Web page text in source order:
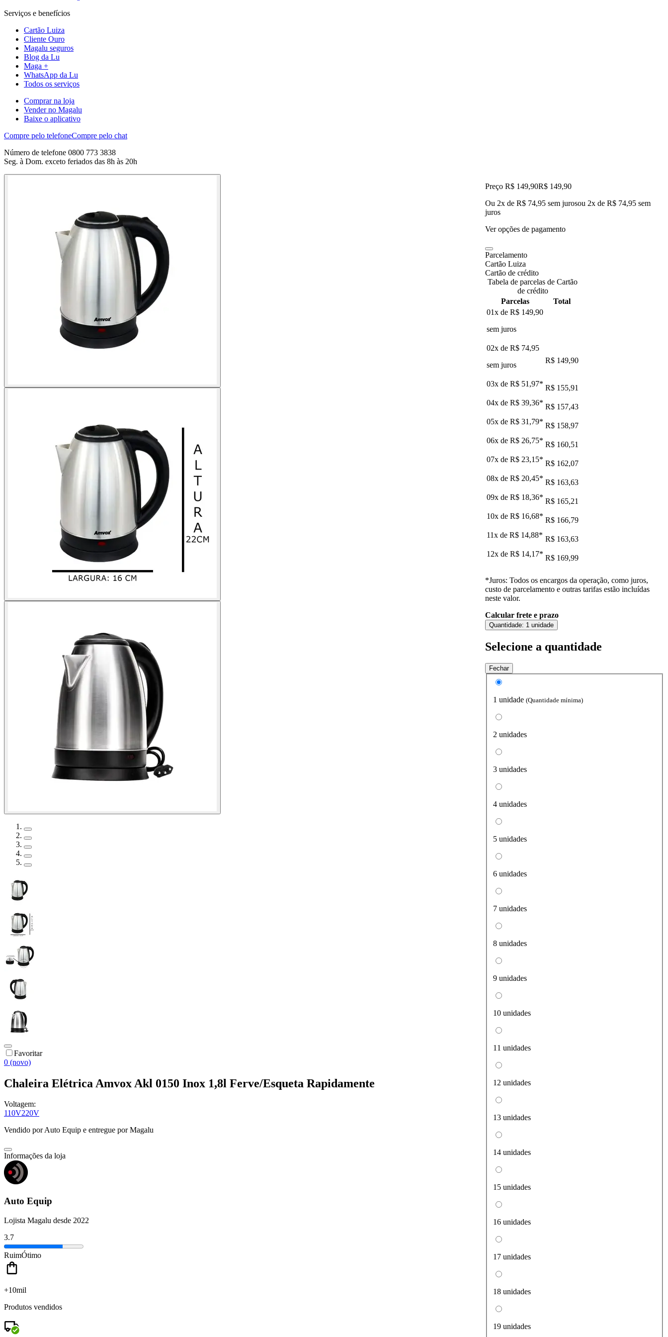
Serviços e benefícios
Cartão Luiza
Cliente Ouro
Magalu seguros
Blog da Lu
Maga +
WhatsApp da Lu
Todos os serviços
Comprar na loja
Vender no Magalu
Baixe o aplicativo
Compre pelo telefoneCompre pelo chat
Número de telefone 0800 773 3838
Seg. à Dom. exceto feriados das 8h às 20h
Favoritar
0 (novo)
Chaleira Elétrica Amvox Akl 0150 Inox 1,8l Ferve/Esqueta Rapidamente
Voltagem:
110V220V
Vendido porAuto Equip e entregue por Magalu
Informações da loja
Auto Equip
Lojista Magalu desde 2022
3.7
RuimÓtimo
+10mil
Produtos vendidos
Preço R$ 149,90R$ 149,90
Ou 2x de R$ 74,95 sem jurosou 2x de R$ 74,95 sem
juros
Ver opções de pagamento
Parcelamento
Cartão Luiza
Cartão de crédito
Tabela de parcelas de Cartão
de crédito
Parcelas
Total
01x de R$ 149,90
sem juros
02x de R$ 74,95
sem juros
R$ 149,90
03x de R$ 51,97* R$ 155,91
04x de R$ 39,36* R$ 157,43
05x de R$ 31,79* R$ 158,97
06x de R$ 26,75* R$ 160,51
07x de R$ 23,15* R$ 162,07
08x de R$ 20,45* R$ 163,63
09x de R$ 18,36* R$ 165,21
10x de R$ 16,68* R$ 166,79
11x de R$ 14,88* R$ 163,63
12x de R$ 14,17* R$ 169,99
*Juros: Todos os encargos da operação, como juros,
custo de parcelamento e outras tarifas estão incluídas
neste valor.
Calcular frete e prazo
Quantidade: 1 unidade
Selecione a quantidade
Fechar
1 unidade (Quantidade mínima)
2 unidades
3 unidades
4 unidades
5 unidades
6 unidades
7 unidades
8 unidades
9 unidades
10 unidades
11 unidades
12 unidades
13 unidades
14 unidades
15 unidades
16 unidades
17 unidades
18 unidades
19 unidades